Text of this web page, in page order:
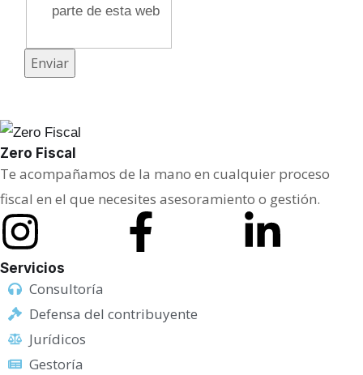
a
d
c
u
l
t
o
a
m
p
o
parte de esta web
Enviar
Zero Fiscal
Te acompañamos de la mano en cualquier proceso
fiscal en el que necesites asesoramiento o gestión.
Servicios
Consultoría
Defensa del contribuyente
Jurídicos
Gestoría